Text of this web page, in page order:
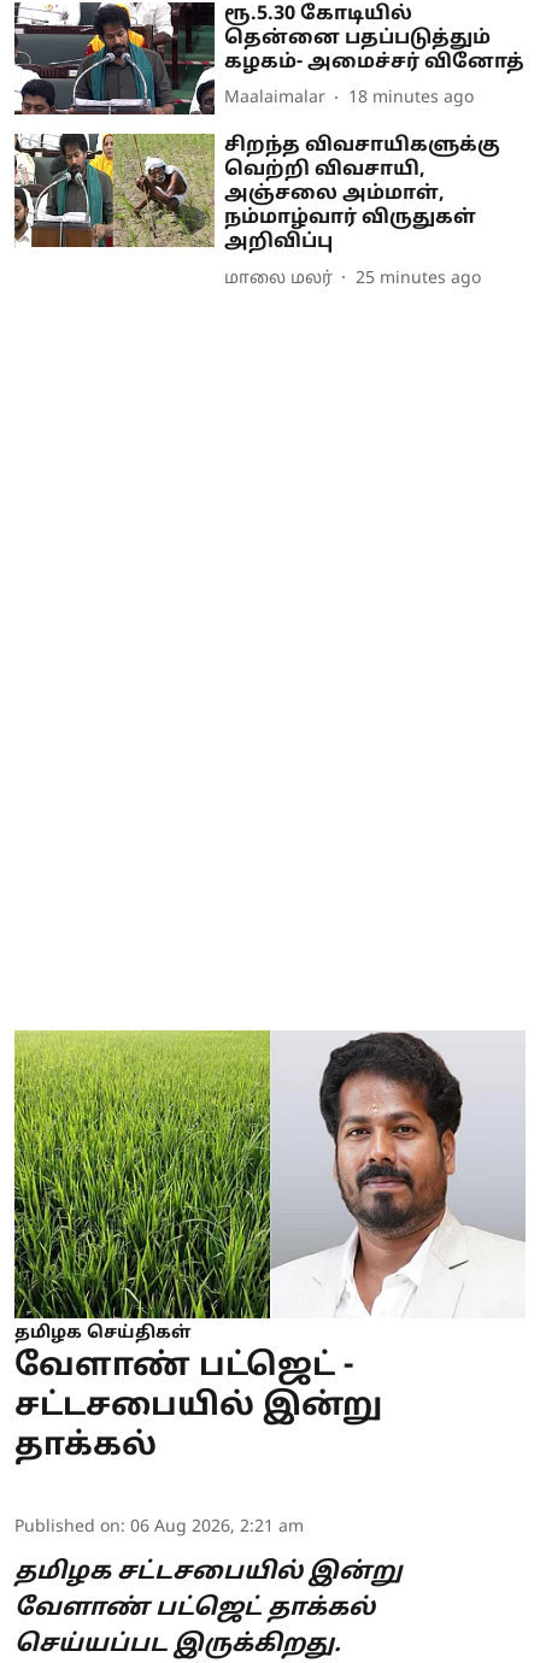
ரூ.5.30 கோடியில்
தென்னை பதப்படுத்தும்
கழகம்- அமைச்சர் வினோத்
Maalaimalar 18 minutes ago
சிறந்த விவசாயிகளுக்கு
வெற்றி விவசாயி,
அஞ்சலை அம்மாள்,
நம்மாழ்வார் விருதுகள்
அறிவிப்பு
மாலை மலர் 25 minutes ago
தமிழக செய்திகள்
வேளாண் பட்ஜெட் -
சட்டசபையில் இன்று
தாக்கல்
Published on: 06 Aug 2026, 2:21 am
தமிழக சட்டசபையில் இன்று
வேளாண் பட்ஜெட் தாக்கல்
செய்யப்பட இருக்கிறது.